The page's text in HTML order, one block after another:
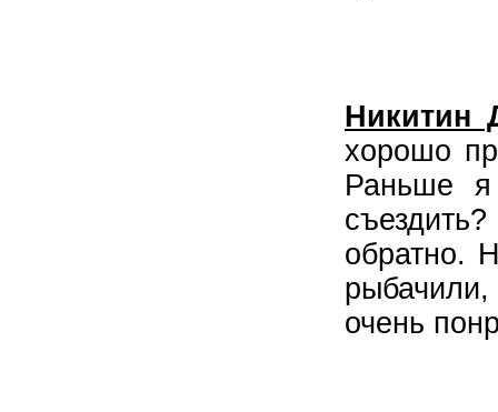
Никитин
хорошо
Раньше я
обратно.
очень